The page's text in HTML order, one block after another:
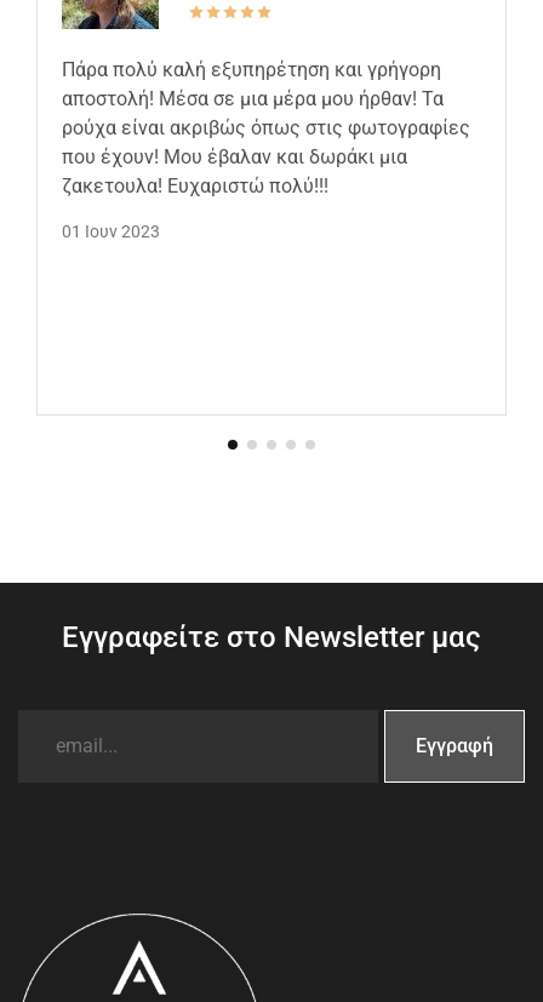
Πάρα πολύ καλή εξυπηρέτηση και γρήγορη
αποστολή! Μέσα σε μια μέρα μου ήρθαν! Τα
ρούχα είναι ακριβώς όπως στις φωτογραφίες
που έχουν! Μου έβαλαν και δωράκι μια
ζακετουλα! Ευχαριστώ πολύ!!!
01 Ιουν 2023
Εγγραφείτε στο Newsletter μας